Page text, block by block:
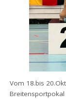
Vom 18.bis